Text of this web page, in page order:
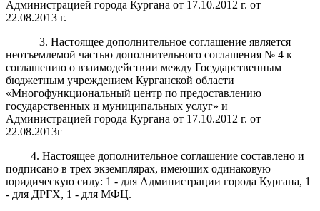
Администрацией города Кургана от 17.10.2012 г. от
22.08.2013 г.
3. Настоящее дополнительное соглашение является
неотъемлемой частью дополнительного соглашения № 4 к
соглашению о взаимодействии между Государственным
бюджетным учреждением Курганской области
«Многофункциональный центр по предоставлению
государственных и муниципальных услуг» и
Администрацией города Кургана от 17.10.2012 г. от
22.08.2013г
4. Настоящее дополнительное соглашение составлено и
подписано в трех экземплярах, имеющих одинаковую
юридическую силу: 1 - для Администрации города Кургана, 1
- для ДРГХ, 1 - для МФЦ.